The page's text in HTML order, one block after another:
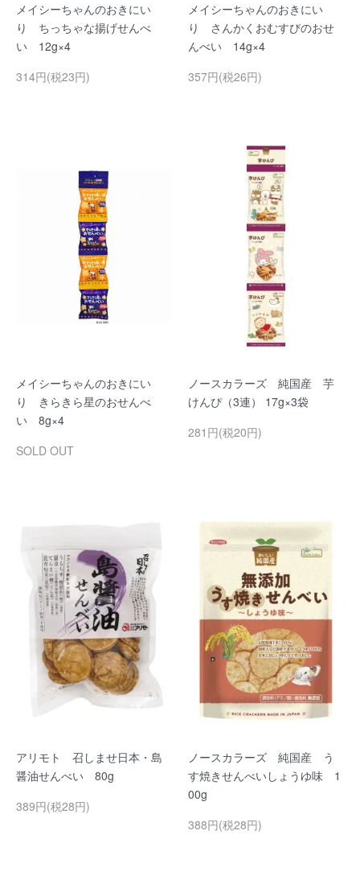
メイシーちゃんのおきにい
り ちっちゃな揚げせんべ
い 12g×4
314円(税23円)
メイシーちゃんのおきにい
り さんかくおむすびのおせ
んべい 14g×4
357円(税26円)
メイシーちゃんのおきにい
り きらきら星のおせんべ
い 8g×4
SOLD OUT
ノースカラーズ 純国産 芋
けんぴ（3連） 17g×3袋
281円(税20円)
アリモト 召しませ日本・島
醤油せんべい 80g
389円(税28円)
ノースカラーズ 純国産 う
す焼きせんべいしょうゆ味 1
00g
388円(税28円)